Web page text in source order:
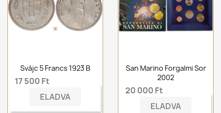
Svájc 5 Francs 1923 B
17 500 Ft
ELADVA
San Marino Forgalmi Sor
2002
20 000 Ft
ELADVA